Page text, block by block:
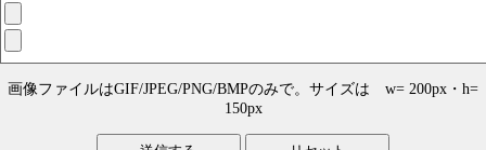
画像ファイルはGIF/JPEG/PNG/BMPのみで。サイズは w= 200px・h=
150px